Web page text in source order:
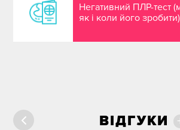
Негативний ПЛР-тест
як і коли його зробити)
ВІДГУКИ